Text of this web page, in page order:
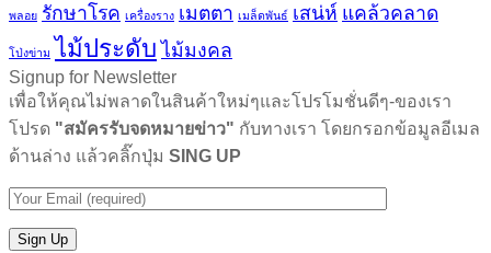
พลอย รักษาโรค เครื่องราง เมตตา เมล็ดพันธ์ เสน่ห์ แคล้วคลาด
โป่งข่าม ไม้ประดับ ไม้มงคล
Signup for Newsletter
เพื่อให้คุณไม่พลาดในสินค้าใหม่ๆและโปรโมชั่นดีๆ-ของเรา
โปรด "สมัครรับจดหมายข่าว" กับทางเรา โดยกรอกข้อมูลอีเมล
ด้านล่าง แล้วคลิ๊กปุ่ม SING UP